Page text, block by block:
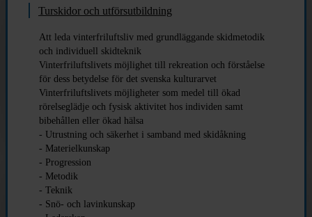
Turskidor och utförsutbildning
Att leda vinterfriluftsliv med grundläggande skidmetodik
och individuell skidteknik
Vinterfriluftslivets möjlighet till rekreation och förståelse
för dess betydelse för det svenska kulturarvet
Vinterfriluftslivets möjligheter som medel till ökad
rörelseglädje och fysisk aktivitet hos individen samt
bibehållen eller ökad hälsa
- Utrustning och säkerhet i samband med skidåkning
- Materielkunskap
- Progression
- Metodik
- Teknik
- Snö- och lavinkunskap